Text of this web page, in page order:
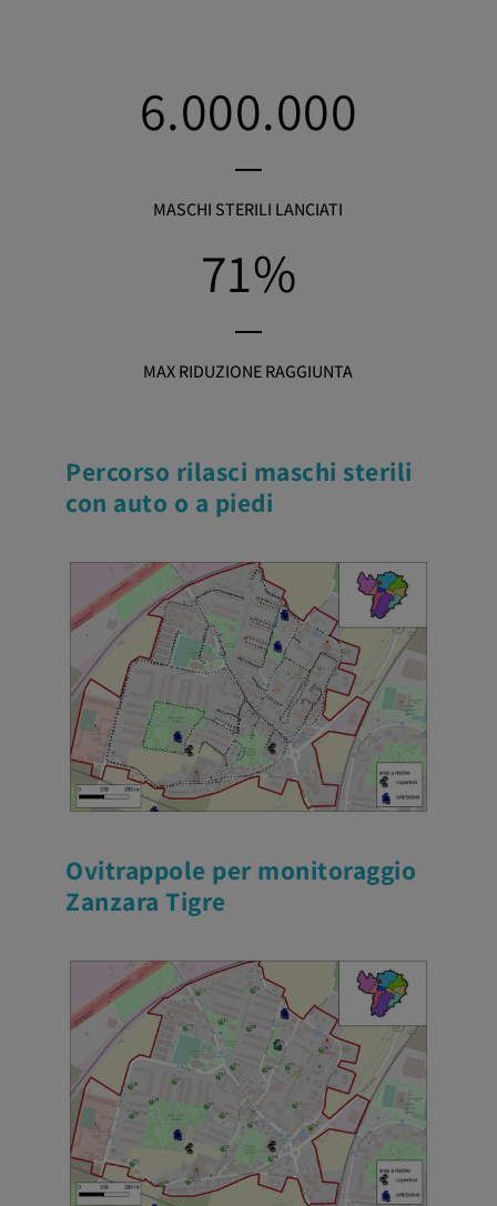
6.000.000
MASCHI STERILI LANCIATI
71%
MAX RIDUZIONE RAGGIUNTA
Percorso rilasci maschi sterili
con auto o a piedi
Ovitrappole per monitoraggio
Zanzara Tigre